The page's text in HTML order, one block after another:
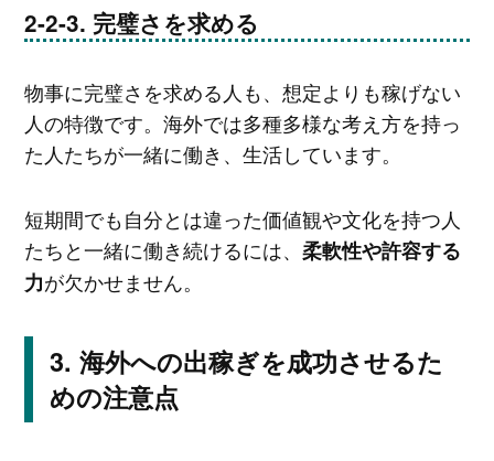
完璧さを求める
物事に完璧さを求める人も、想定よりも稼げない
人の特徴です。海外では多種多様な考え方を持っ
た人たちが一緒に働き、生活しています。
短期間でも自分とは違った価値観や文化を持つ人
たちと一緒に働き続けるには、 柔軟性や許容する
力が欠かせません。
海外への出稼ぎを成功させるた
めの注意点